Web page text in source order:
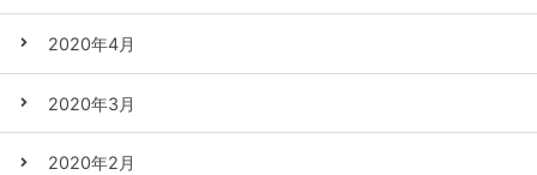
2020年4月
2020年3月
2020年2月